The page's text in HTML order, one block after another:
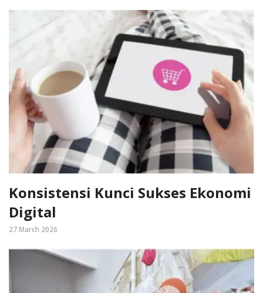
Konsistensi Kunci Sukses Ekonomi
Digital
27 March 2026